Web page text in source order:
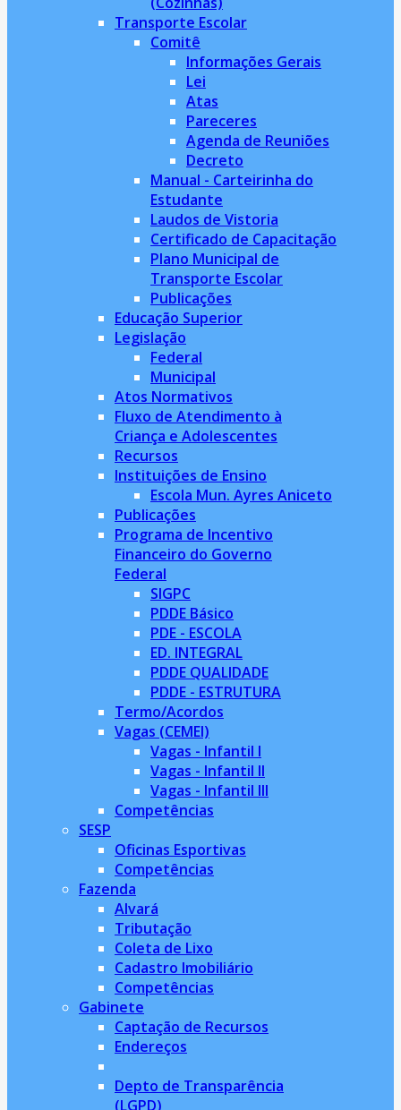
Transporte Escolar
Comitê
Informações Gerais
Lei
Atas
Pareceres
Agenda de Reuniões
Decreto
Manual - Carteirinha do
Estudante
Laudos de Vistoria
Certificado de Capacitação
Plano Municipal de
Transporte Escolar
Publicações
Educação Superior
Legislação
Federal
Municipal
Atos Normativos
Fluxo de Atendimento à
Criança e Adolescentes
Recursos
Instituições de Ensino
Escola Mun. Ayres Aniceto
Publicações
Programa de Incentivo
Financeiro do Governo
Federal
SIGPC
PDDE Básico
PDE - ESCOLA
ED. INTEGRAL
PDDE QUALIDADE
PDDE - ESTRUTURA
Termo/Acordos
Vagas (CEMEI)
Vagas - Infantil I
Vagas - Infantil II
Vagas - Infantil III
Competências
SESP
Oficinas Esportivas
Competências
Fazenda
Alvará
Tributação
Coleta de Lixo
Cadastro Imobiliário
Competências
Gabinete
Captação de Recursos
Endereços
Depto de Transparência
(LGPD)